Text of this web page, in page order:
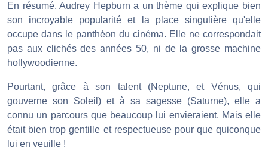
En résumé, Audrey Hepburn a un thème qui explique bien
son incroyable popularité et la place singulière qu'elle
occupe dans le panthéon du cinéma. Elle ne correspondait
pas aux clichés des années 50, ni de la grosse machine
hollywoodienne.
Pourtant, grâce à son talent (Neptune, et Vénus, qui
gouverne son Soleil) et à sa sagesse (Saturne), elle a
connu un parcours que beaucoup lui envieraient. Mais elle
était bien trop gentille et respectueuse pour que quiconque
lui en veuille !